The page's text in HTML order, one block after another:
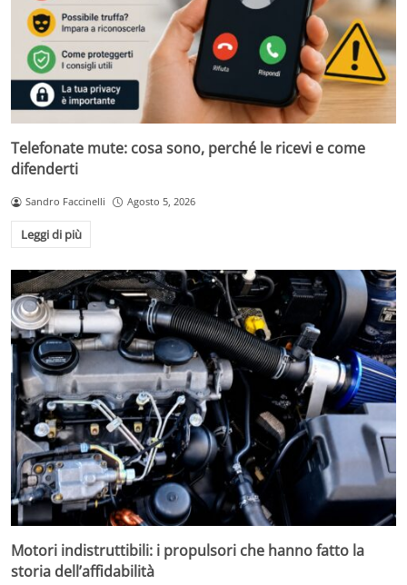
Telefonate mute: cosa sono, perché le ricevi e come
difenderti
Sandro Faccinelli Agosto 5, 2026
Leggi di più
Motori indistruttibili: i propulsori che hanno fatto la
storia dell’affidabilità